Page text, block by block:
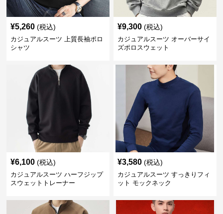
¥5,260 (税込)
カジュアルスーツ 上質長袖ポロ
シャツ
¥9,300 (税込)
カジュアルスーツ オーバーサイ
ズポロスウェット
¥6,100 (税込)
カジュアルスーツ ハーフジップ
スウェットトレーナー
¥3,580 (税込)
カジュアルスーツ すっきりフィ
ット モックネック